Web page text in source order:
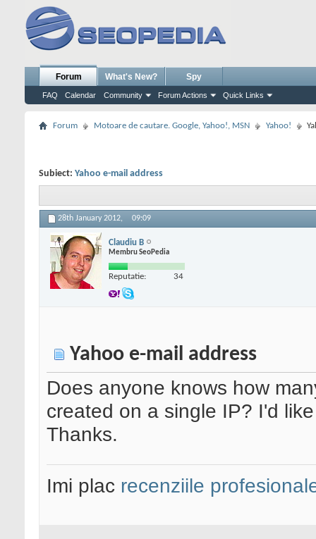
Forum
FAQ Calendar Community Forum Actions Quick Links
What's New? Spy
Forum Motoare de cautare. Google, Yahoo!, MSN Yahoo!
Subiect: Yahoo e-mail address
28th January 2012, 09:09
Claudiu B
Membru SeoPedia
Reputatie: 34
Yahoo e-mail address
Does anyone knows how
created on a single IP? I'd
Thanks.
Imi plac recenziile